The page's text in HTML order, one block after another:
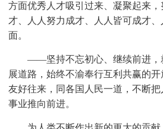
方面优秀人才吸引过来、凝聚起来
才、人人努力成才、人人皆可成才
面。
——坚持不忘初心、继续前进，
展道路，始终不渝奉行互利共赢的
友好往来，同各国人民一道，不断
事业推向前进。